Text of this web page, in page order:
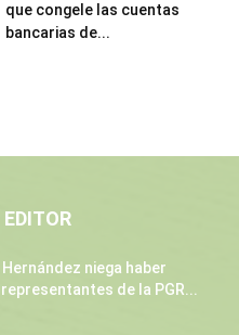
que congele las cuentas
bancarias de...
niega haber
de la PGR...